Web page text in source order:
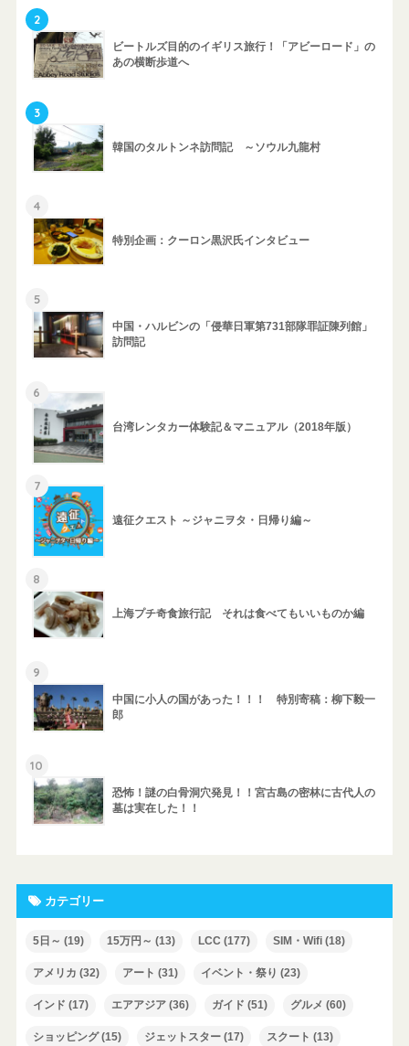
2
ビートルズ目的のイギリス旅行！「アビーロード」の
あの横断歩道へ
3
韓国のタルトンネ訪問記 ～ソウル九龍村
4
特別企画：クーロン黒沢氏インタビュー
5
中国・ハルビンの「侵華日軍第731部隊罪証陳列館」
訪問記
6
台湾レンタカー体験記＆マニュアル（2018年版）
7
遠征クエスト ～ジャニヲタ・日帰り編～
8
上海プチ奇食旅行記 それは食べてもいいものか編
9
中国に小人の国があった！！！ 特別寄稿：柳下毅一
郎
10
恐怖！謎の白骨洞穴発見！！宮古島の密林に古代人の
墓は実在した！！
カテゴリー
5日～ (19) 15万円～ (13) LCC (177) SIM・Wifi(18)
アメリカ (32) アート (31) イベント・祭り (23)
インド (17) エアアジア(36) ガイド (51) グルメ (60)
ショッピング(15) ジェットスター(17) スクート (13)